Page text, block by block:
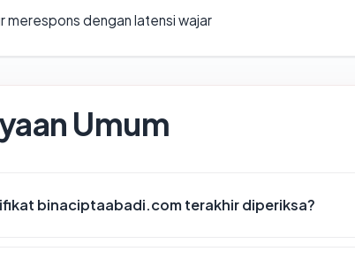
merespons dengan latensi wajar
Umum
binaciptaabadi.com terakhir diperiksa?